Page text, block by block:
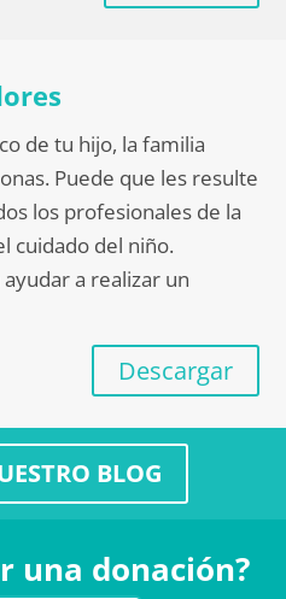
de tu hijo, la familia
Puede que les resulte
los profesionales de la
cuidado del niño.
a realizar un
Descargar
BLOG
una donación?